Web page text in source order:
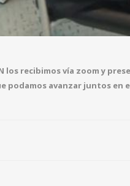
recibimos vía zoom y
podamos avanzar juntos en